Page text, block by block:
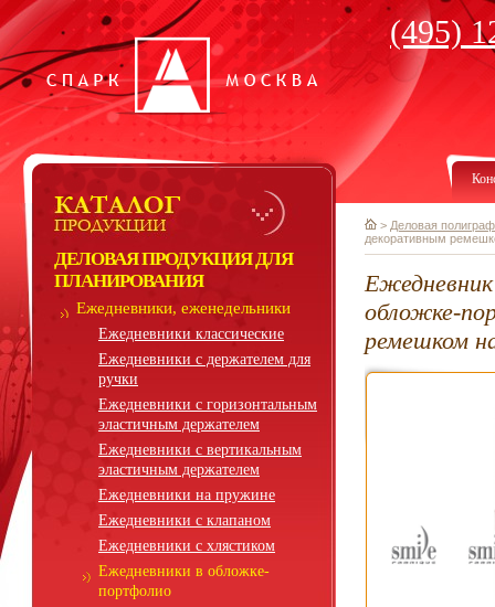
(495)
ДЕЛОВАЯ ПРОДУКЦИЯ ДЛЯ
ПЛАНИРОВАНИЯ
Ежедневники, еженедельники
Ежедневники классические
Ежедневники с держателем для
ручки
Ежедневники с горизонтальным
эластичным держателем
Ежедневники с вертикальным
эластичным держателем
Ежедневники на пружине
Ежедневники с клапаном
Ежедневники с хлястиком
Ежедневники в обложке-
портфолио
> Деловая
декоративным
обложке-
ремешком